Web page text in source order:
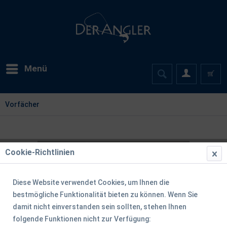
Menü
Vorfächer
Cookie-Richtlinien
Diese Website verwendet Cookies, um Ihnen die
bestmögliche Funktionalität bieten zu können. Wenn Sie
damit nicht einverstanden sein sollten, stehen Ihnen
folgende Funktionen nicht zur Verfügung: